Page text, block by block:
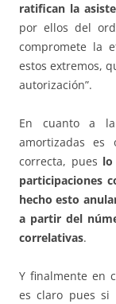
ratifican la
por ellos del
compromete la
estos extremos,
autorización”.
En cuanto a la
amortizadas
correcta, pues lo
participaciones
hecho esto
a partir del
correlativas.
Y finalmente en
es claro pues si